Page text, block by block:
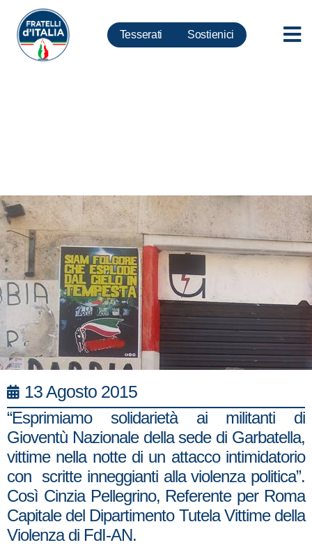
Tesserati Sostienici
13 Agosto 2015
“Esprimiamo solidarietà ai militanti di
Gioventù Nazionale della sede di Garbatella,
vittime nella notte di un attacco intimidatorio
con scritte inneggianti alla violenza politica”.
Così Cinzia Pellegrino, Referente per Roma
Capitale del Dipartimento Tutela Vittime della
Violenza di FdI-AN.